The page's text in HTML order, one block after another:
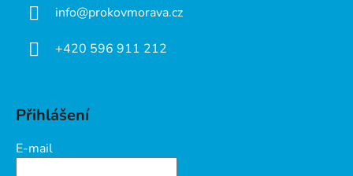
info@prokovmorava.cz
+420 596 911 212
Přihlášení
E-mail